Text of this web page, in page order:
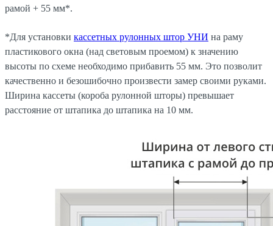
рамой + 55 мм*.
*Для установки кассетных рулонных штор УНИ на раму
пластикового окна (над световым проемом) к значению
высоты по схеме необходимо прибавить 55 мм. Это позволит
качественно и безошибочно произвести замер своими руками.
Ширина кассеты (короба рулонной шторы) превышает
расстояние от штапика до штапика на 10 мм.